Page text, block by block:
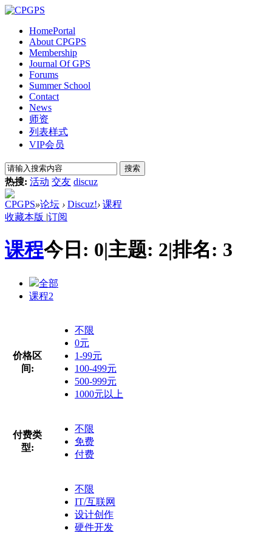
HomePortal
About CPGPS
Membership
Journal Of GPS
Forums
Summer School
Contact
News
师资
列表样式
VIP会员
搜索
热搜: 活动 交友 discuz
CPGPS»论坛 › Discuz!› 课程
收藏本版 |订阅
课程今日: 0|主题: 2|排名: 3
全部
课程2
价格区
间:
不限
0元
1-99元
100-499元
500-999元
1000元以上
付费类
型:
不限
免费
付费
不限
IT/互联网
设计创作
硬件开发